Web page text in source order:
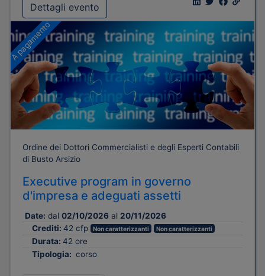
Dettagli evento
A pagamento
Ordine dei Dottori Commercialisti e degli Esperti Contabili
di Busto Arsizio
Executive program in governo
d'impresa e adeguati assetti
Date: dal 02/10/2026 al 20/11/2026
Crediti: 42 cfp Non caratterizzanti Non caratterizzanti
Durata: 42 ore
Tipologia: corso